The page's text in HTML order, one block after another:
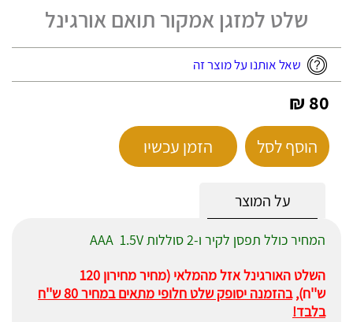
שלט למזגן אמקור תואם אורגינל
שאל אותנו על מוצר זה
80 ₪
הוסף לסל הזמן עכשיו
על המוצר
המחיר כולל תפסן לקיר ו-2 סוללות AAA 1.5V
השלט האורגינל אזל מהמלאי (מחיר מחירון 120
ש''ח),
בהזמנה יסופק שלט חלופי מתאים במחיר 80 ש''ח
בלבד!